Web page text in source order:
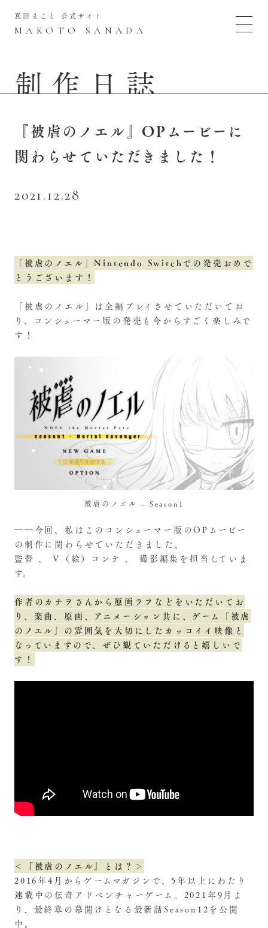
真田まこと 公式サイト
MAKOTO SANADA
制作日誌
『被虐のノエル』OPムービーに
関わらせていただきました！
2021.12.28
「被虐のノエル」Nintendo Switchでの発売おめで
とうございます！
「被虐のノエル」は全編プレイさせていただいてお
り、コンシューマー版の発売も今からすごく楽しみで
す！
被虐のノエル – Season1
――今回、私はこのコンシューマー版のOPムービー
の制作に関わらせていただきました。
監督 、 V（絵）コンテ 、 撮影編集を担当していま
す。
作者のカナヲさんから原画ラフなどをいただいてお
り、楽曲、原画、アニメーション共に、ゲーム「被虐
のノエル」の雰囲気を大切にしたカッコイイ映像と
なっていますので、ぜひ観ていただけると嬉しいで
す！
＜『被虐のノエル』とは？＞
2016年4月からゲームマガジンで、5年以上にわたり
連載中の伝奇アドベンチャーゲーム。2021年9月よ
り、最終章の幕開けとなる最新話Season12を公開
中。